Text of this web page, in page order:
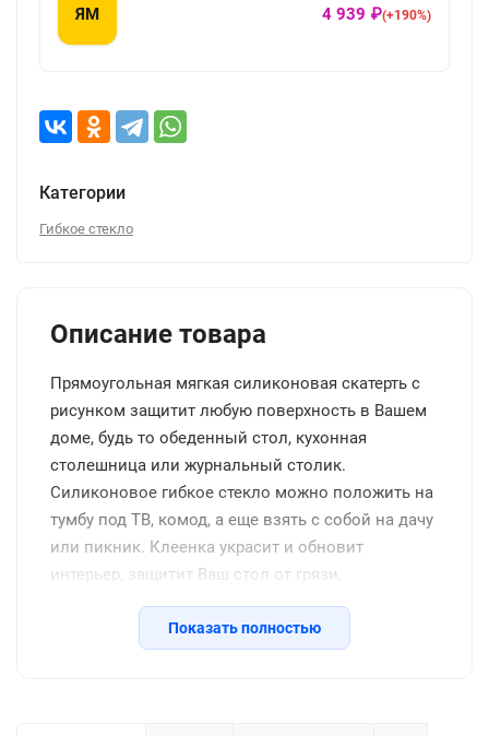
ЯМ 4 939 ₽(+190%)
Категории
Гибкое стекло
Описание товара
Прямоугольная мягкая силиконовая скатерть с
рисунком защитит любую поверхность в Вашем
доме, будь то обеденный стол, кухонная
столешница или журнальный столик.
Силиконовое гибкое стекло можно положить на
тумбу под ТВ, комод, а еще взять с собой на дачу
или пикник. Клеенка украсит и обновит
интерьер, защитит Ваш стол от грязи,
потертостей, царапин, станет отличным
подарком на день рождения, новоселье и другие
семейные праздники, включая новый год.
Показать полностью